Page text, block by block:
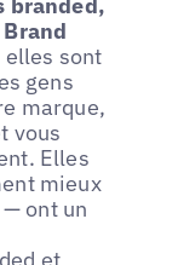
branded,
elles sont
gens
marque,
vous
Elles
mieux
ont un